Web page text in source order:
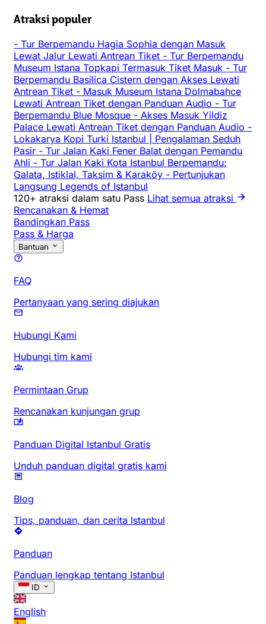
Atraksi populer
- Tur Berpemandu Hagia Sophia dengan Masuk
Lewat Jalur Lewati Antrean Tiket - Tur Berpemandu
Museum Istana Topkapi Termasuk Tiket Masuk - Tur
Berpemandu Basilica Cistern dengan Akses Lewati
Antrean Tiket - Masuk Museum Istana Dolmabahce
Lewati Antrean Tiket dengan Panduan Audio - Tur
Berpemandu Blue Mosque - Akses Masuk Yildiz
Palace Lewati Antrean Tiket dengan Panduan Audio -
Lokakarya Kopi Turki Istanbul | Pengalaman Seduh
Pasir - Tur Jalan Kaki Fener Balat dengan Pemandu
Ahli - Tur Jalan Kaki Kota Istanbul Berpemandu:
Galata, Istiklal, Taksim & Karaköy - Pertunjukan
Langsung Legends of Istanbul
120+ atraksi dalam satu Pass Lihat semua atraksi
Rencanakan & Hemat
Bandingkan Pass
Pass & Harga
Bantuan
FAQ
Pertanyaan yang sering diajukan
Hubungi Kami
Hubungi tim kami
Permintaan Grup
Rencanakan kunjungan grup
Panduan Digital Istanbul Gratis
Unduh panduan digital gratis kami
Blog
Tips, panduan, dan cerita Istanbul
Panduan
Panduan lengkap tentang Istanbul
ID
English